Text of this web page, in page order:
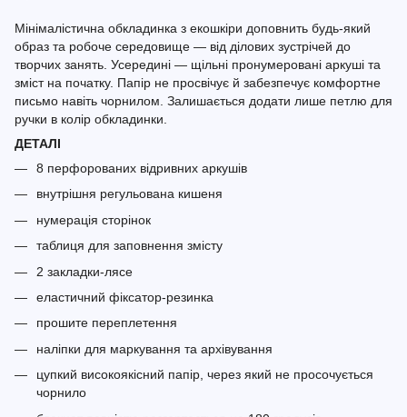
Мінімалістична обкладинка з екошкіри доповнить будь-який
образ та робоче середовище — від ділових зустрічей до
творчих занять. Усередині — щільні пронумеровані аркуші та
зміст на початку. Папір не просвічує й забезпечує комфортне
письмо навіть чорнилом. Залишається додати лише петлю для
ручки в колір обкладинки.
ДЕТАЛІ
8 перфорованих відривних аркушів
внутрішня регульована кишеня
нумерація сторінок
таблиця для заповнення змісту
2 закладки-лясе
еластичний фіксатор-резинка
прошите переплетення
наліпки для маркування та архівування
цупкий високоякісний папір, через який не просочується
чорнило